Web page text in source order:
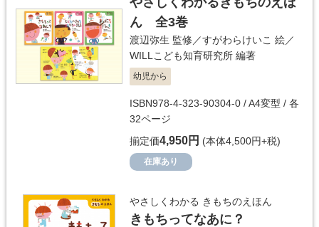
ん 全3巻
渡辺弥生 監修／すがわらけいこ 絵／
WILLこども知育研究所 編著
幼児から
ISBN978-4-323-90304-0 / A4変型 / 各
32ページ
揃定価4,950円 (本体4,500円+税)
在庫あり
やさしくわかる きもちのえほん
きもちってなあに？